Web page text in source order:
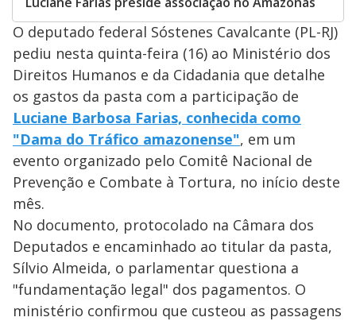
O deputado federal Sóstenes Cavalcante (PL-RJ)
pediu nesta quinta-feira (16) ao Ministério dos
Direitos Humanos e da Cidadania que detalhe
os gastos da pasta com a participação de
Luciane Barbosa Farias, conhecida como
"Dama do Tráfico amazonense", em um
evento organizado pelo Comitê Nacional de
Prevenção e Combate à Tortura, no início deste
mês.
No documento, protocolado na Câmara dos
Deputados e encaminhado ao titular da pasta,
Sílvio Almeida, o parlamentar questiona a
"fundamentação legal" dos pagamentos. O
ministério confirmou que custeou as passagens